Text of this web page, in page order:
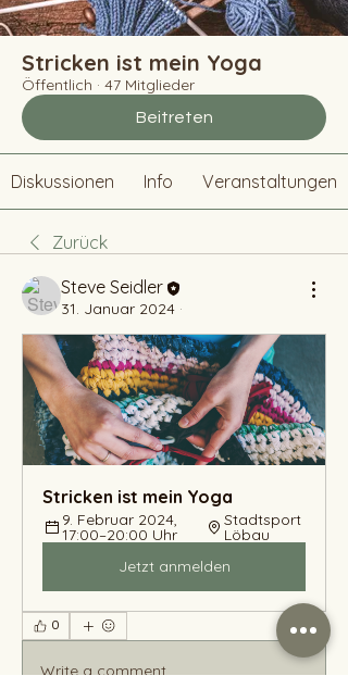
Stricken ist mein Yoga
Öffentlich · 47 Mitglieder
Beitreten
Diskussionen Info Veranstaltungen
Zurück
Steve Seidler
31. Januar 2024 ·
Stricken ist mein Yoga
9. Februar 2024,
17:00–20:00 Uhr
Stadtsport
Löbau
Jetzt anmelden
0
Write a comment...